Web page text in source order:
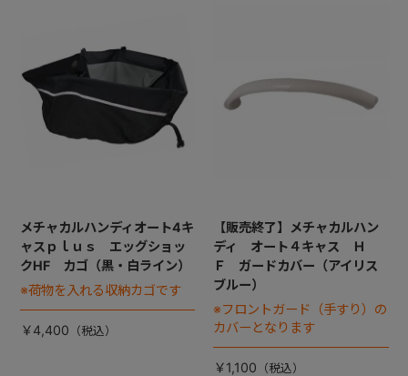
メチャカルハンディオート4キ
ャスｐｌｕｓ エッグショッ
クHF カゴ（黒・白ライン）
※荷物を入れる収納カゴです
￥4,400
【販売終了】メチャカルハン
ディ オート４キャス Ｈ
Ｆ ガードカバー（アイリス
ブルー）
※フロントガード（手すり）の
カバーとなります
￥1,100